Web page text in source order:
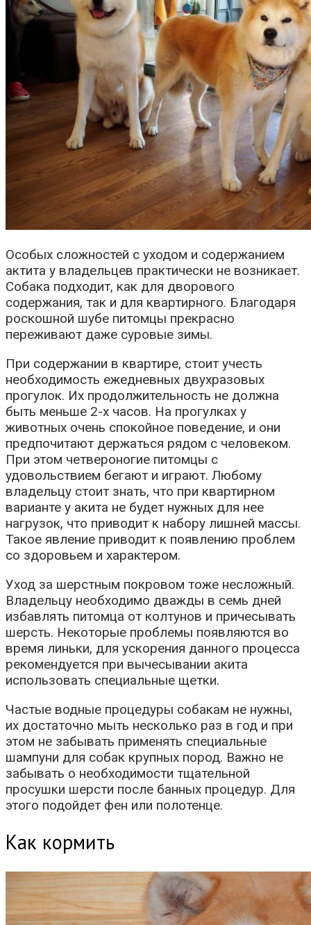
Особых сложностей с уходом и содержанием
актита у владельцев практически не возникает.
Собака подходит, как для дворового
содержания, так и для квартирного. Благодаря
роскошной шубе питомцы прекрасно
переживают даже суровые зимы.
При содержании в квартире, стоит учесть
необходимость ежедневных двухразовых
прогулок. Их продолжительность не должна
быть меньше 2-х часов. На прогулках у
животных очень спокойное поведение, и они
предпочитают держаться рядом с человеком.
При этом четвероногие питомцы с
удовольствием бегают и играют. Любому
владельцу стоит знать, что при квартирном
варианте у акита не будет нужных для нее
нагрузок, что приводит к набору лишней массы.
Такое явление приводит к появлению проблем
со здоровьем и характером.
Уход за шерстным покровом тоже несложный.
Владельцу необходимо дважды в семь дней
избавлять питомца от колтунов и причесывать
шерсть. Некоторые проблемы появляются во
время линьки, для ускорения данного процесса
рекомендуется при вычесывании акита
использовать специальные щетки.
Частые водные процедуры собакам не нужны,
их достаточно мыть несколько раз в год и при
этом не забывать применять специальные
шампуни для собак крупных пород. Важно не
забывать о необходимости тщательной
просушки шерсти после банных процедур. Для
этого подойдет фен или полотенце.
Как кормить